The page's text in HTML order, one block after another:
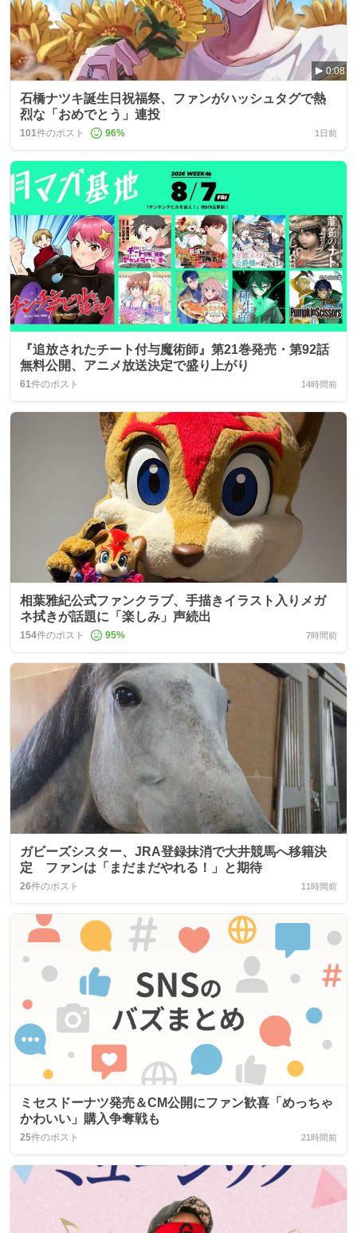
0:08
石橋ナツキ誕生日祝福祭、ファンがハッシュタグで熱
烈な「おめでとう」連投
101件のポスト 96% 1日前
『追放されたチート付与魔術師』第21巻発売・第92話
無料公開、アニメ放送決定で盛り上がり
61件のポスト 14時間前
相葉雅紀公式ファンクラブ、手描きイラスト入りメガ
ネ拭きが話題に「楽しみ」声続出
154件のポスト 95% 7時間前
ガビーズシスター、JRA登録抹消で大井競馬へ移籍決
定 ファンは「まだまだやれる！」と期待
26件のポスト 11時間前
ミセスドーナツ発売＆CM公開にファン歓喜「めっちゃ
かわいい」購入争奪戦も
25件のポスト 21時間前